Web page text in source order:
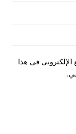
في هذا